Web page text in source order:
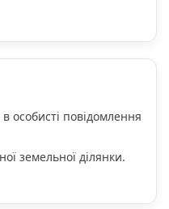
особисті повідомлення
земельної ділянки.